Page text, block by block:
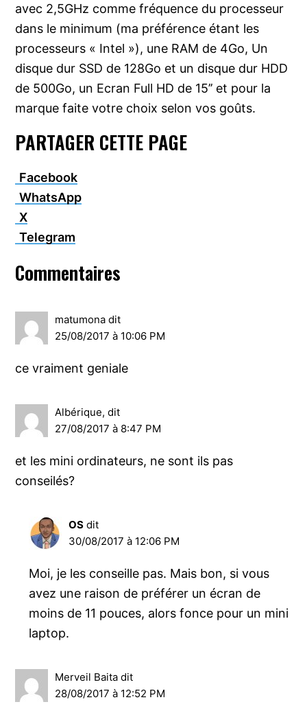
avec 2,5GHz comme fréquence du processeur
dans le minimum (ma préférence étant les
processeurs « Intel »), une RAM de 4Go, Un
disque dur SSD de 128Go et un disque dur HDD
de 500Go, un Ecran Full HD de 15’’ et pour la
marque faite votre choix selon vos goûts.
PARTAGER CETTE PAGE
Facebook
WhatsApp
X
Telegram
Interactions
lecteur
Commentaires
matumona dit
25/08/2017 à 10:06 PM
ce vraiment geniale
Albérique, dit
27/08/2017 à 8:47 PM
et les mini ordinateurs, ne sont ils pas
conseilés?
OS dit
30/08/2017 à 12:06 PM
Moi, je les conseille pas. Mais bon, si vous
avez une raison de préférer un écran de
moins de 11 pouces, alors fonce pour un mini
laptop.
Merveil Baita dit
28/08/2017 à 12:52 PM